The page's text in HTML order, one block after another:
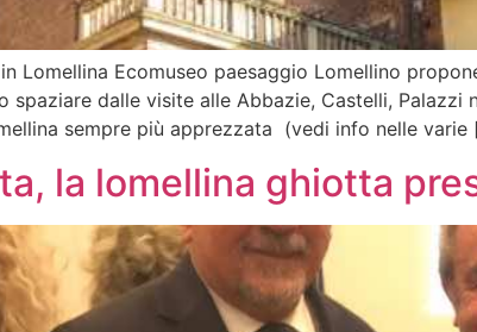
in Lomellina Ecomuseo paesaggio Lomellino
spaziare dalle visite alle Abbazie, Castelli,
sempre più apprezzata (vedi info nelle varie
la lomellina ghiotta